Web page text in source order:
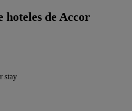
hoteles de Accor
stay